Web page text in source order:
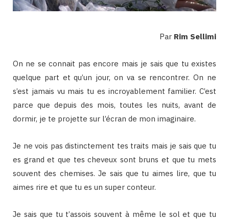
Par Rim Sellimi
On ne se connait pas encore mais je sais que tu existes
quelque part et qu’un jour, on va se rencontrer. On ne
s’est jamais vu mais tu es incroyablement familier. C’est
parce que depuis des mois, toutes les nuits, avant de
dormir, je te projette sur l’écran de mon imaginaire.
Je ne vois pas distinctement tes traits mais je sais que tu
es grand et que tes cheveux sont bruns et que tu mets
souvent des chemises. Je sais que tu aimes lire, que tu
aimes rire et que tu es un super conteur.
Je sais que tu t’assois souvent à même le sol et que tu